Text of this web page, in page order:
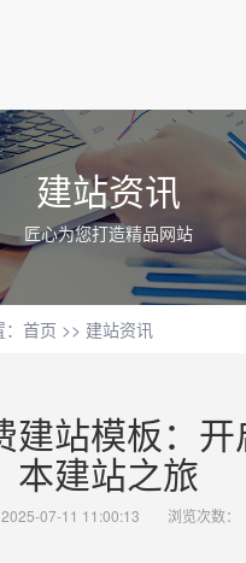
建站资讯
匠心为您打造精品网站
： 首页 >> 建站资讯
建站模板：
本建站之旅
07-11 11:00:13 浏览次数：